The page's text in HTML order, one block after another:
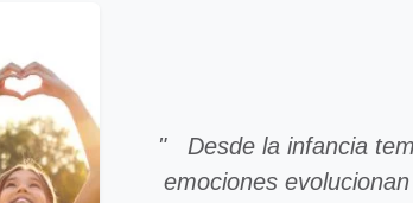
" Desde la infancia
emociones